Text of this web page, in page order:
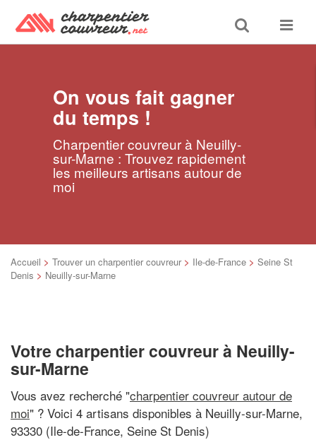
Toggle
search
Toggle
On vous fait gagner
du temps !
Charpentier couvreur à Neuilly-
sur-Marne : Trouvez rapidement
les meilleurs artisans autour de
moi
Accueil > Trouver un charpentier couvreur > Ile-de-France > Seine St
Denis > Neuilly-sur-Marne
Votre charpentier couvreur à Neuilly-
sur-Marne
Vous avez recherché "charpentier couvreur autour de
moi" ? Voici 4 artisans disponibles à Neuilly-sur-Marne,
93330 (Ile-de-France, Seine St Denis)